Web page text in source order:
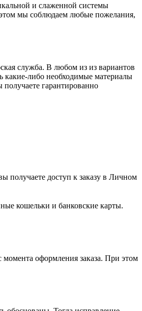
и слаженной системы
мы соблюдаем любые пожелания,
служба. В любом из из вариантов
какие-либо необходимые материалы
получаете гарантированно
получаете доступ к заказу в Личном
кошельки и банковские карты.
момента оформления заказа. При этом